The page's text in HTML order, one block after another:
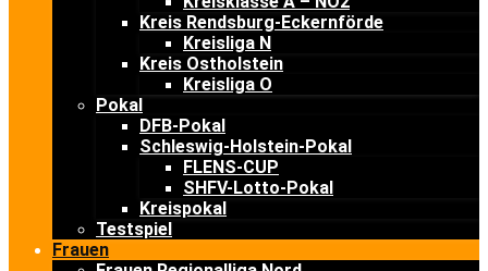
Kreis Rendsburg-Eckernförde
Kreisliga N
Kreis Ostholstein
Kreisliga O
Pokal
DFB-Pokal
Schleswig-Holstein-Pokal
FLENS-CUP
SHFV-Lotto-Pokal
Kreispokal
Testspiel
Frauen